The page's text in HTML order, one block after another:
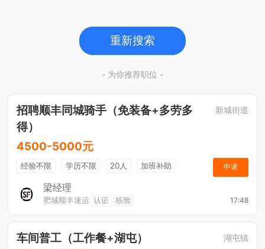
重新搜索
- 为你推荐职位 -
招聘顺丰同城骑手（免装备+多劳多
得）
新城街道
4500-5000元
经验不限 学历不限 20人
加班补助
综合补贴
奖励计划
申请
梁经理
肥城顺丰速运 认证 核验 17:48
车间普工（工作餐+湖屯） 湖屯镇